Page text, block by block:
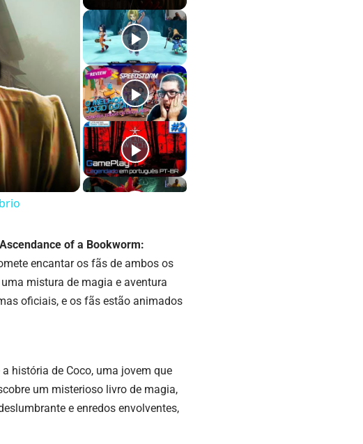
Ascendance of a Bookworm:
encantar os fãs de ambos os
mistura de magia e aventura
oficiais, e os fãs estão animados
história de Coco, uma jovem que
um misterioso livro de magia,
e enredos envolventes,